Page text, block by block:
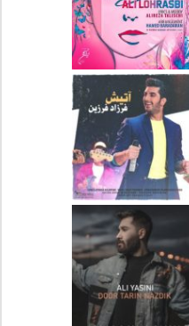
دانلود آهنگ جدید علی
لهراسبی بنام صورت
دانلود آهنگ جدید فرزاد
فرزین بنام آتیش